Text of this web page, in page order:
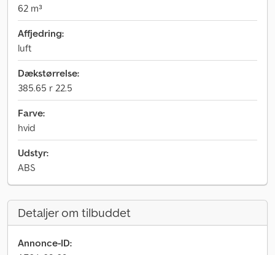
62 m³
Affjedring:
luft
Dækstørrelse:
385.65 r 22.5
Farve:
hvid
Udstyr:
ABS
Detaljer om tilbuddet
Annonce-ID: